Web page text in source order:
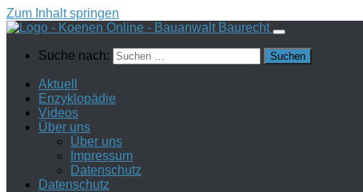
Zum Inhalt springen
Suche nach:
Aktuell
Enzyklopädie
Videos
Über uns
Über uns
Impressum
Datenschutz
Datenschutz